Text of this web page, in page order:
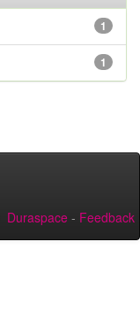
1
1
Duraspace - Feedback